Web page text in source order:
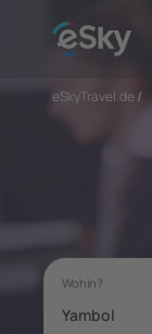
eSkyTravel.de/